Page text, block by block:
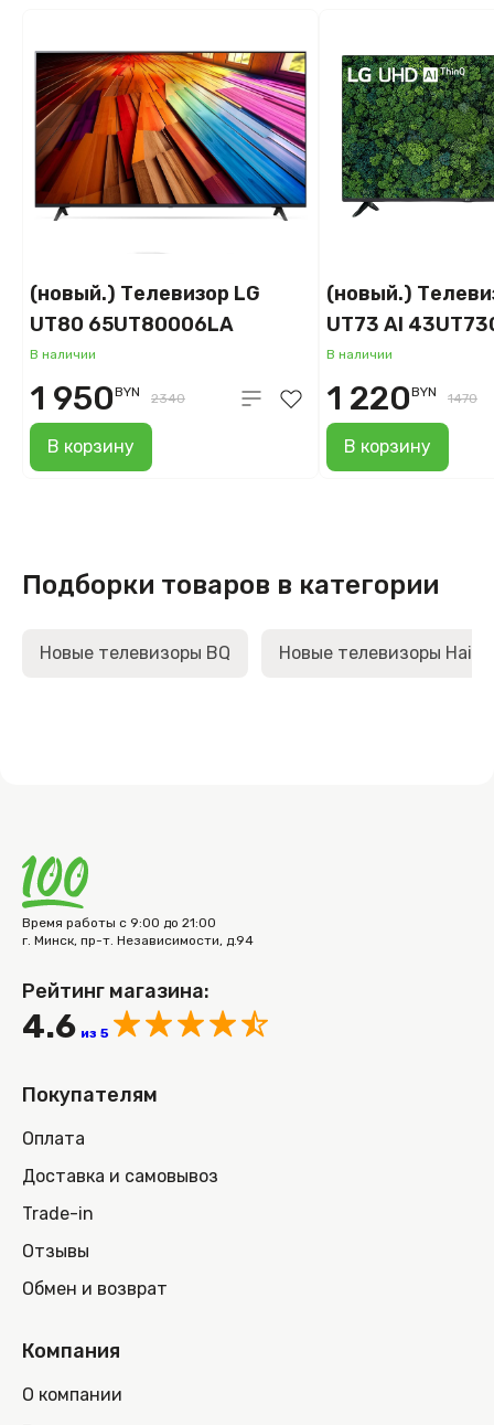
(новый.) Телевизор LG
UT80 65UT80006LA
В наличии
В корзину
1 950BYN 2340
(новый.)
UT73 AI
В наличии
В корзину
1 220BYN 1470
Подборки товаров в категории
Новые телевизоры BQ Новые телевизоры Haier
Время работы с 9:00 до 21:00
г. Минск, пр-т. Независимости, д.94
Рейтинг магазина:
4.6 из 5
Покупателям
Оплата
Доставка и самовывоз
Trade-in
Отзывы
Обмен и возврат
Компания
О компании